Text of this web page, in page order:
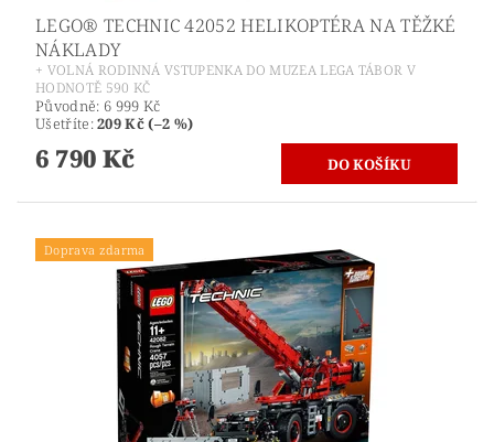
LEGO® TECHNIC 42052 HELIKOPTÉRA NA TĚŽKÉ
NÁKLADY
+ VOLNÁ RODINNÁ VSTUPENKA DO MUZEA LEGA TÁBOR V
HODNOTĚ 590 KČ
Původně: 6 999 Kč
Ušetříte:209 Kč (–2 %)
6 790 Kč
Doprava zdarma